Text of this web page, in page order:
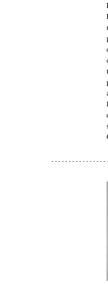
- - - - - - - - - - - - - - - -